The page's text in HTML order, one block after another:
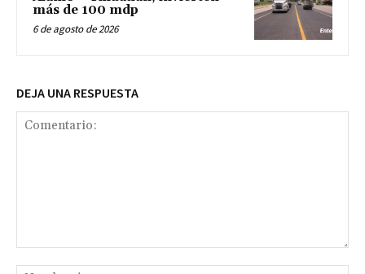
más de 100 mdp
6 de agosto de 2026
DEJA UNA RESPUESTA